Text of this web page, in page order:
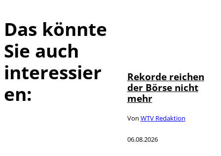
Das könnte
Sie auch
interessier
en:
Rekorde reichen
der Börse nicht
mehr
Von WTV Redaktion
06.08.2026